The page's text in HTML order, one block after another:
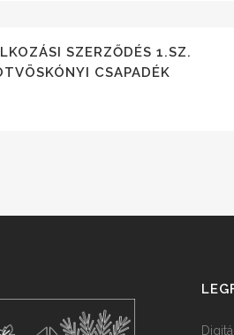
SZERZŐDÉS 1.SZ.
CSAPADÉK